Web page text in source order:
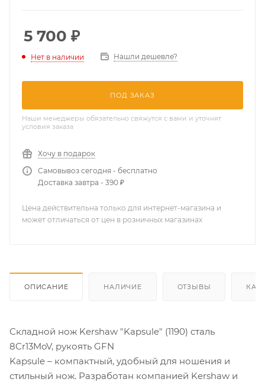
5 700 ₽
Нет в наличии Нашли дешевле?
ПОД ЗАКАЗ
Наши менеджеры обязательно свяжутся с вами и уточнят
условия заказа
Хочу в подарок
Самовывоз сегодня - бесплатно
Доставка завтра - 390 ₽
Цена действительна только для интернет-магазина и
может отличаться от цен в розничных магазинах
ОПИСАНИЕ НАЛИЧИЕ ОТЗЫВЫ КАК
Складной нож Kershaw "Kapsule" (1190) cталь
8Cr13MoV, рукоять GFN
Kapsule – компактный, удобный для ношения и
стильный нож. Разработан компанией Kershaw и